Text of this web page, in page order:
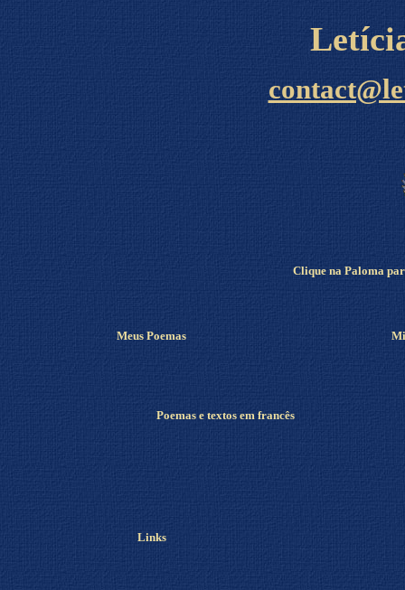
Clique na Paloma
Meus Poemas
Poemas e textos em francês
Links